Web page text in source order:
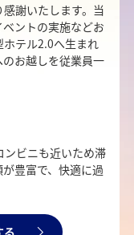
謝いたします。当
ントの実施などお
テル2.0へ生まれ
お越しを従業員一
ンビニも近いため滞
豊富で、快適に過
る